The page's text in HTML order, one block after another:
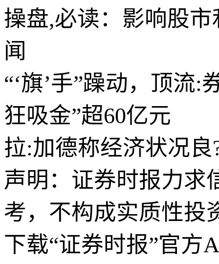
操盘,必读：影响股市
闻
“‘旗’手”躁动，顶流:
狂吸金”超60亿元
拉:加德称经济状况
声明：证券时报力求
考，不构成实质性投
下载“证券时报”官方